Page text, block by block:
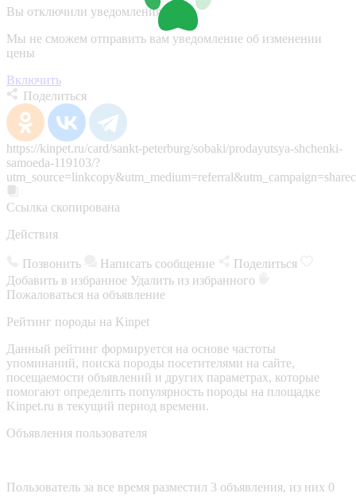
Вы отключили уведомления
Мы не сможем отправить вам уведомление об изменении
цены
Включить
Поделиться
https://kinpet.ru/card/sankt-peterburg/sobaki/prodayutsya-shchenki-
samoeda-119103/?
Ссылка скопирована
Действия
Позвонить Написать сообщение
Поделиться
Добавить в избранное Удалить из избранного
Пожаловаться на объявление
Рейтинг породы на Kinpet
Данный рейтинг формируется на основе частоты
упоминаний, поиска породы посетителями на сайте,
посещаемости объявлений и других параметрах, которые
помогают определить популярность породы на площадке
Kinpet.ru в текущий период времени.
Объявления пользователя
Пользователь за все время разместил 3 объявления, из них 0